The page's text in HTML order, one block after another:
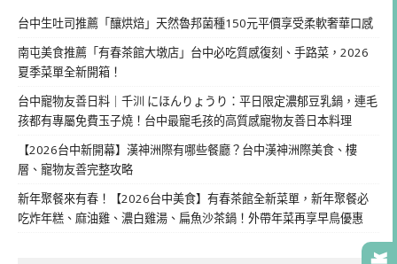
台中生吐司推薦「釀烘焙」天然魯邦菌種150元平價享受柔軟奢華口感
南屯美食推薦「有春茶館大墩店」台中必吃質感復刻、手路菜，2026
夏季菜單全新開箱！
台中寵物友善日料｜千汌 にほんりょうり：平日限定濃郁豆乳鍋，連毛
孩都有專屬免費玉子燒！台中最寵毛孩的高質感寵物友善日本料理
【2026台中新開幕】漢神洲際有哪些餐廳？台中漢神洲際美食、樓
層、寵物友善完整攻略
新年聚餐來有春！【2026台中美食】有春茶館全新菜單，新年聚餐必
吃炸年糕、麻油雞、濃白雞湯、扁魚沙茶鍋！外帶年菜再享早鳥優惠